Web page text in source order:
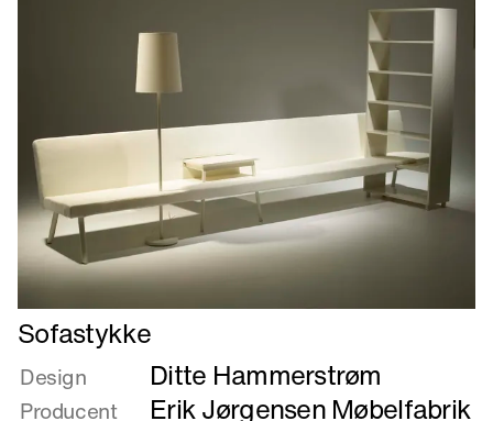
Læs
mere
om
Sofastykke
Sofastykke
Design Ditte Hammerstrøm
Producent Erik Jørgensen Møbelfabrik